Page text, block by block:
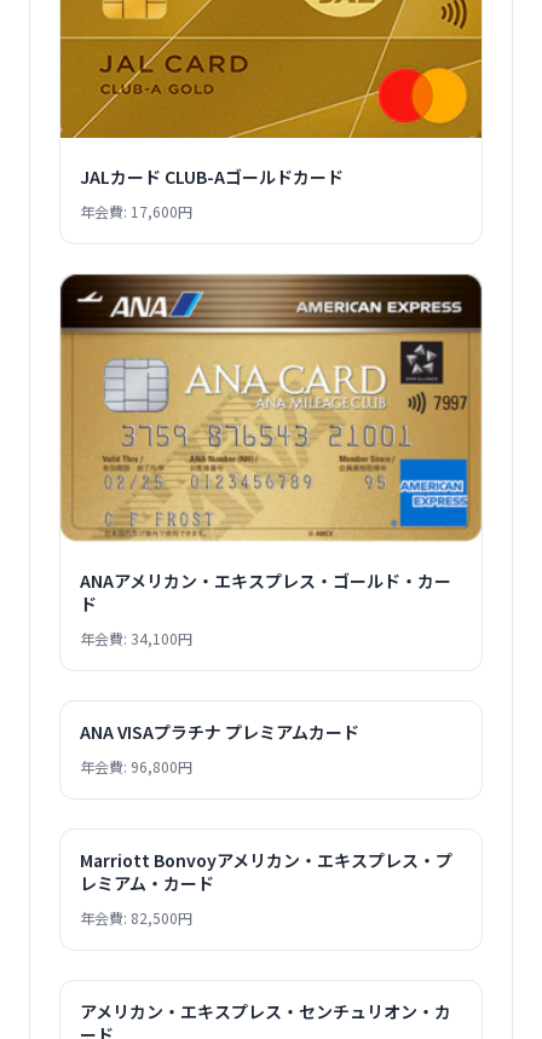
JALカード CLUB-Aゴールドカード
年会費: 17,600円
ANAアメリカン・エキスプレス・ゴールド・カー
ド
年会費: 34,100円
ANA VISAプラチナ プレミアムカード
年会費: 96,800円
Marriott Bonvoyアメリカン・エキスプレス・プ
レミアム・カード
年会費: 82,500円
アメリカン・エキスプレス・センチュリオン・カ
ード